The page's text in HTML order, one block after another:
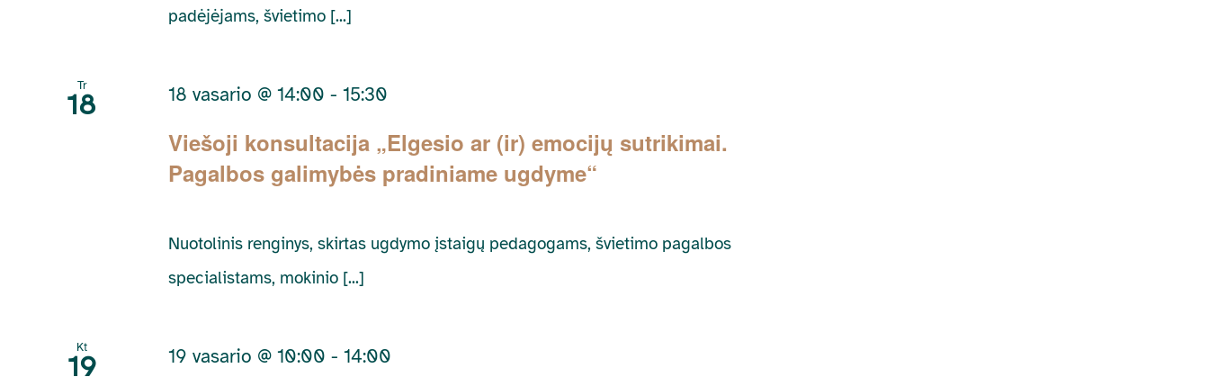
padėjėjams, švietimo [...]
Tr
18
Viešoji konsultacija „Elgesio ar (ir) emocijų sutrikimai.
Pagalbos galimybės pradiniame ugdyme“
18 vasario @ 14:00 -15:30
Nuotolinis renginys, skirtas ugdymo įstaigų pedagogams, švietimo pagalbos
specialistams, mokinio [...]
Kt
19 19 vasario @ 10:00 -14:00